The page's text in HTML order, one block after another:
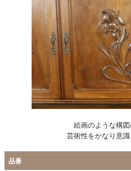
絵画のような構
芸術性をかなり意
品番